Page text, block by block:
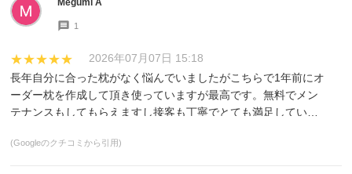
Megumi A
1
★★★★★
2026年07月07日 15:18
長年自分に合った枕がなく悩んでいましたがこちらで1年前にオ
ーダー枕を作成して頂き使っていますが最高です。無料でメン
テナンスもしてもらえますし接客も丁寧でとても満足していま
(Googleのクチコミから引用)